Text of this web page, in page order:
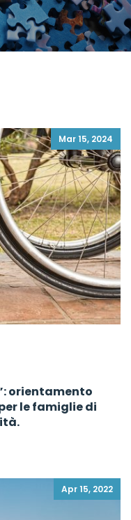
Mar 15, 2024
orientamento
le famiglie di
Apr 15, 2022